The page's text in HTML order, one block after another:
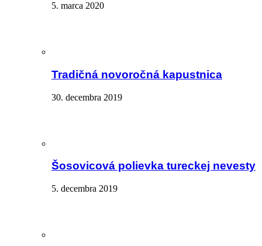
5. marca 2020
Tradičná novoročná kapustnica
30. decembra 2019
Šosovicová polievka tureckej nevesty
5. decembra 2019